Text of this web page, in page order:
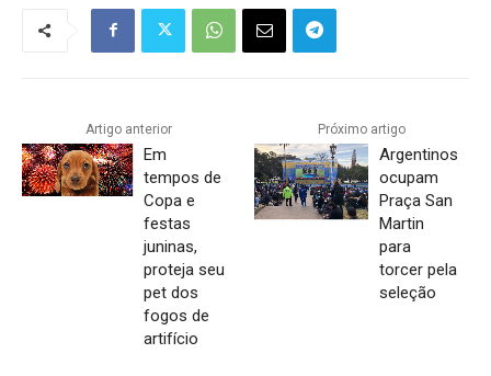
Artigo anterior
Em
tempos de
Copa e
festas
juninas,
proteja seu
pet dos
fogos de
artifício
Próximo artigo
Argentinos
ocupam
Praça San
Martin
para
torcer pela
seleção